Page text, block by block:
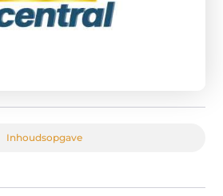
Inhoudsopgave